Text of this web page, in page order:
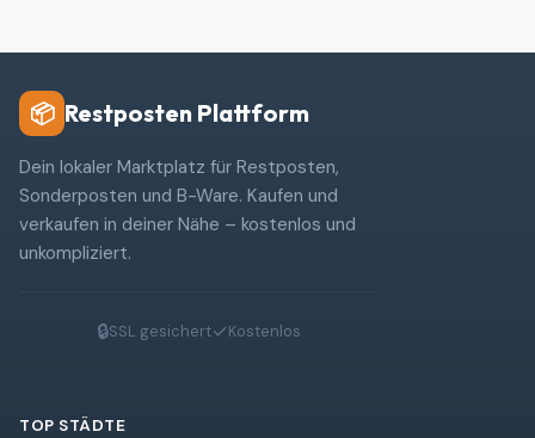
📦 Restposten Plattform
Dein lokaler Marktplatz für Restposten,
Sonderposten und B-Ware. Kaufen und
verkaufen in deiner Nähe – kostenlos und
unkompliziert.
🔒SSL gesichert✓Kostenlos
TOP STÄDTE